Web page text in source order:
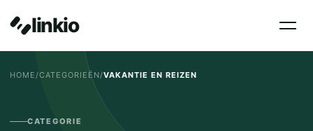
linkio
HOME/CATEGORIEËN/VAKANTIE EN REIZEN
CATEGORIE